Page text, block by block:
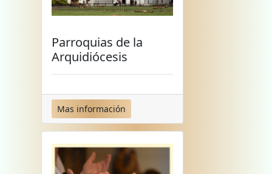
Parroquias de la
Arquidiócesis
Mas información